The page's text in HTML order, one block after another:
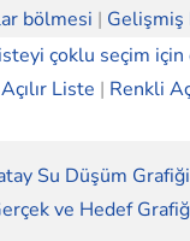
bölmesi |
çoklu seçim
Liste | Renkli
Su Düşüm Grafiği
ve Hedef